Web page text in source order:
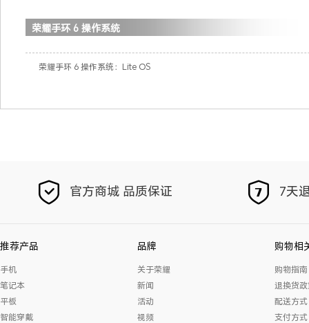
荣耀手环 6 操作系统
荣耀手环 6 操作系统：Lite OS
官方商城 品质保证 7天
推荐产品
手机
笔记本
平板
智能穿戴
品牌
关于荣耀
新闻
活动
视频
购物相
购物指南
退换货
配送方式
支付方式